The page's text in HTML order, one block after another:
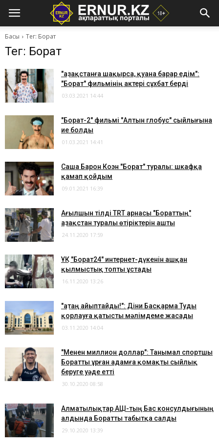
Басы Тег: Борат
Тег: Борат
"Қазақстанға шақырса, қуана барар едім":
"Борат" фильмінің актері сұхбат берді
03.03.2021 14:44
"Борат-2" фильмі "Алтын глобус" сыйлығына
ие болды
01.03.2021 14:41
Саша Барон Коэн "Борат" туралы: шкафқа
қамап қойдым
09.01.2021 16:39
Ағылшын тілді TRT арнасы "Бораттың"
Қазақстан туралы өтіріктерін ашты
24.11.2020 17:59
ҰҚК "Борат24" интернет-дүкенін ашқан
қылмыстық топты ұстады
16.11.2020 13:26
"Қатаң айыптайды!": Діни Басқарма Туды
қорлауға қатысты мәлімдеме жасады
03.11.2020 14:04
"Менен миллион доллар": Танымал спортшы
Боратты ұрған адамға қомақты сыйлық
беруге уәде етті
30.10.2020 08:58
Алматылықтар АҚШ-тың Бас консулдығының
алдында Боратты табытқа салды
29.10.2020 13:39